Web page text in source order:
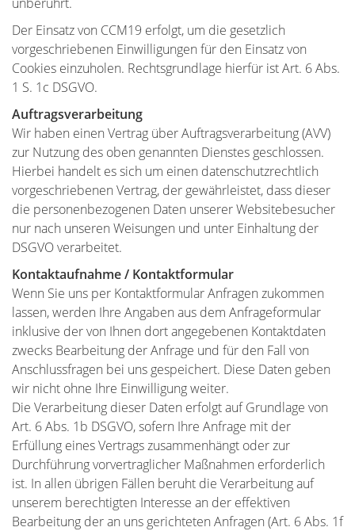
Der Einsatz von CCM19 erfolgt, um die gesetzlich
vorgeschriebenen Einwilligungen für den Einsatz von
Cookies einzuholen. Rechtsgrundlage hierfür ist Art. 6 Abs.
1 S. 1c DSGVO.
Auftragsverarbeitung
Wir haben einen Vertrag über Auftragsverarbeitung (AVV)
zur Nutzung des oben genannten Dienstes geschlossen.
Hierbei handelt es sich um einen datenschutzrechtlich
vorgeschriebenen Vertrag, der gewährleistet, dass dieser
die personenbezogenen Daten unserer Websitebesucher
nur nach unseren Weisungen und unter Einhaltung der
DSGVO verarbeitet.
Kontaktaufnahme / Kontaktformular
Wenn Sie uns per Kontaktformular Anfragen zukommen
lassen, werden Ihre Angaben aus dem Anfrageformular
inklusive der von Ihnen dort angegebenen Kontaktdaten
zwecks Bearbeitung der Anfrage und für den Fall von
Anschlussfragen bei uns gespeichert. Diese Daten geben
wir nicht ohne Ihre Einwilligung weiter.
Die Verarbeitung dieser Daten erfolgt auf Grundlage von
Art. 6 Abs. 1b DSGVO, sofern Ihre Anfrage mit der
Erfüllung eines Vertrags zusammenhängt oder zur
Durchführung vorvertraglicher Maßnahmen erforderlich
ist. In allen übrigen Fällen beruht die Verarbeitung auf
unserem berechtigten Interesse an der effektiven
Bearbeitung der an uns gerichteten Anfragen (Art. 6 Abs. 1f